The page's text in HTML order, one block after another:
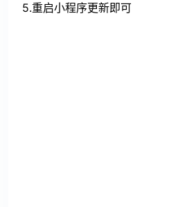
5.重启小程序更新即可